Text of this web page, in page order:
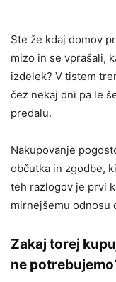
Ste že kdaj domov
mizo in se vprašali,
izdelek? V tistem
čez nekaj dni pa le
predalu.
Nakupovanje
občutka in zgodbe,
teh razlogov je prvi
mirnejšemu odnosu
Zakaj torej
ne